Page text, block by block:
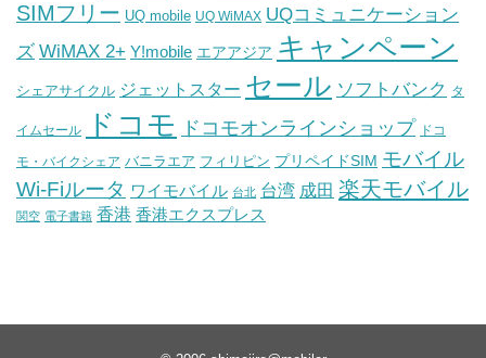
SIMフリー UQ mobile UQ WiMAX UQコミュニケーション
ズ WiMAX 2+ Y!mobile エアアジア キャンペーン
シェアサイクル ジェットスター セール ソフトバンク タ
イムセール ドコモ ドコモオンラインショップ ドコ
モ・バイクシェア バニラエア フィリピン プリペイドSIM モバイル
Wi-Fiルータ ワイモバイル 台北 台湾 成田 楽天モバイル
関空 電子書籍 香港 香港エクスプレス